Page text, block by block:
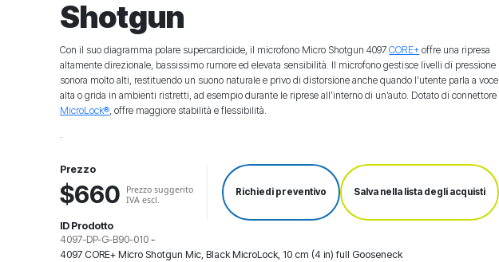
Shotgun
Con il suo diagramma polare supercardioide, il microfono Micro Shotgun 4097CORE+ offre una ripresa
altamente direzionale, bassissimo rumore ed elevata sensibilità. Il microfono gestisce livelli di pressione
sonora molto alti, restituendo un suono naturale e privo di distorsione anche quando l’utente parla a voce
alta o grida in ambienti ristretti, ad esempio durante le riprese all’interno di un’auto. Dotato di connettore
MicroLock®, offre maggiore stabilità e flessibilità.
.
Prezzo
$660
Prezzo suggerito
IVA escl.
Richiedi preventivo Salva nella lista degli acquisti
ID Prodotto
4097-DP-G-B90-010 -
4097 CORE+ Micro Shotgun Mic, Black MicroLock, 10 cm (4 in) full Gooseneck